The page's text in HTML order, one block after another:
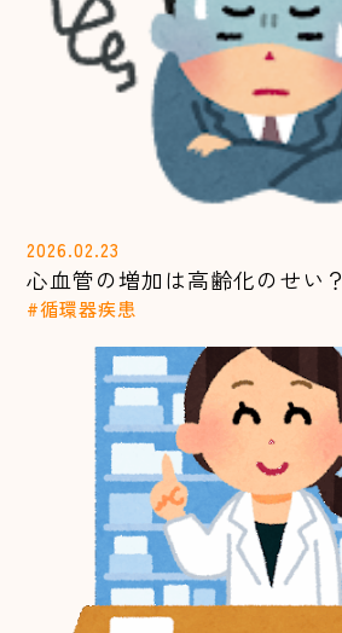
2026.02.23
心血管の増加は高齢化のせい？
#循環器疾患